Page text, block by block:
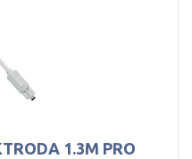
1.3M PRO